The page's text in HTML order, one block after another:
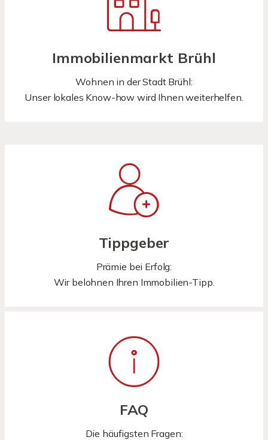
Immobilienmarkt Brühl
Wohnen in der Stadt Brühl:
Unser lokales Know-how wird Ihnen weiterhelfen.
Tippgeber
Prämie bei Erfolg:
Wir belohnen Ihren Immobilien-Tipp.
FAQ
Die häufigsten Fragen: